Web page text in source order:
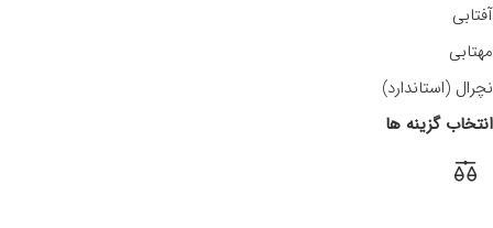
آفتابی
مهتابی
نچرال (استاندارد)
انتخاب گزینه ها